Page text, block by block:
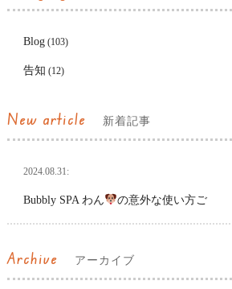
Blog(103)
告知 (12)
New article 新着記事
2024.08.31:
Bubbly SPA わん の意外な使い方ご
Archive アーカイブ